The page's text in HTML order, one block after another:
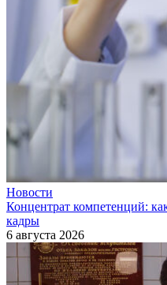
Новости
Концентрат компетенций:
кадры
6 августа 2026